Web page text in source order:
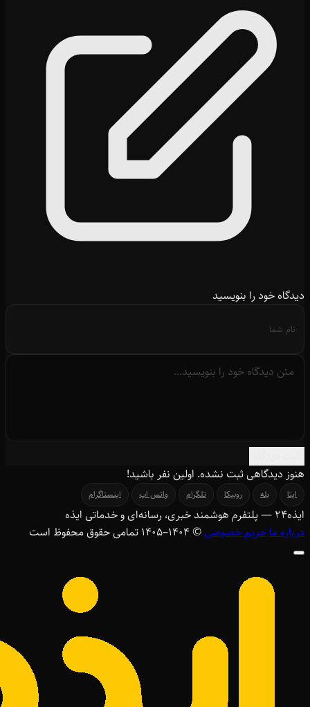
دیدگاه خود را بنویسید
هنوز دیدگاهی ثبت نشده. اولین نفر باشید!
ایتا بله روبیکا تلگرام واتس اپ اینستاگرام
ایذه۲۴ — پلتفرم هوشمند خبری، رسانه‌ای و خدماتی ایذه
درباره ماحریم خصوصی© ۱۴۰۴–1405 تمامی حقوق محفوظ است